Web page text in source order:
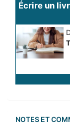
Écrire un
NOTES ET